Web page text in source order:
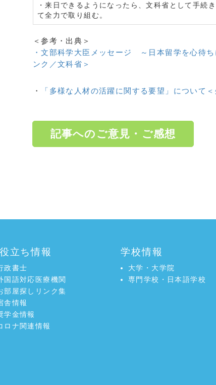
・来日できるようになったら、文科省として手続
て全力で取り組む。
＜参考・出典＞
・文部科学大臣メッセージ ～日本留学を心待
ンク／文科省＞
・ 「多様な人材の活躍に関する要望」について
記事へのご意見・ご感想
立ち情報
政書士
国語対応医療機関
部屋探しリンク集
舎情報
学金情報
ロナ関連情報
学校情報
大学・大学院
専門学校・日本語学校